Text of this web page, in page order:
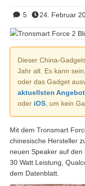
5 24. Februar
Dieser China-
Jahr alt. Es kann
oder das Gadget
aktuellsten
oder iOS , um kein
Mit dem Tronsmart
chinesische Hersteller
neuen Speaker auf
30 Watt Leistung,
dem Datenblatt.